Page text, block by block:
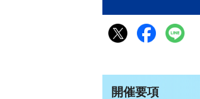
開催要項